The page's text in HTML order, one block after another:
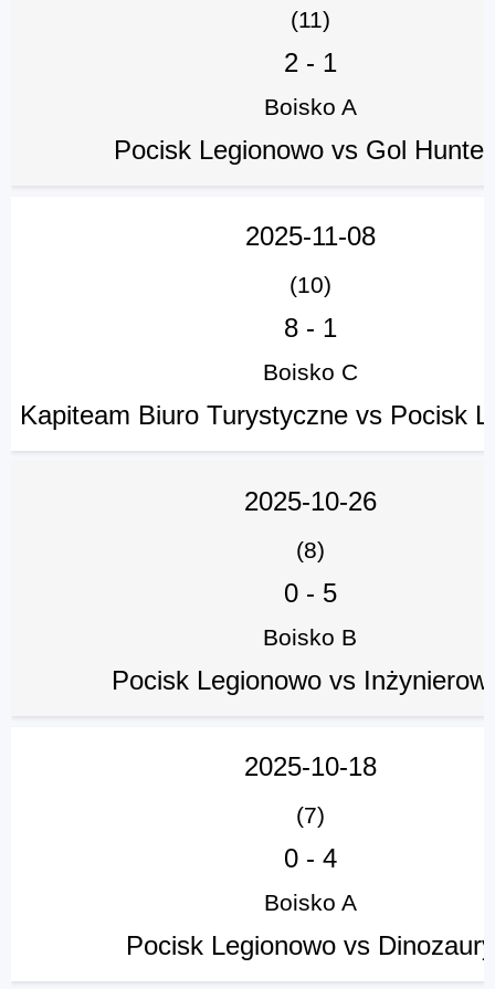
(11)
2- 1
Boisko A
Pocisk Legionowo vs Gol
2025-11-08
(10)
8- 1
Boisko C
Kapiteam Biuro Turystyczne vs Pocisk
2025-10-26
(8)
0- 5
Boisko B
Pocisk Legionowo vs
2025-10-18
(7)
0- 4
Boisko A
Pocisk Legionowo vs Dinozaury